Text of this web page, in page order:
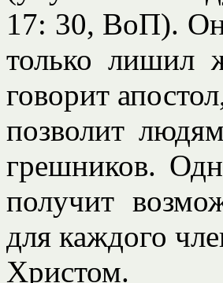
17: 30, ВоП). Он
только лишил
говорит
позволит
грешников.
получит
для каждого
Христом.